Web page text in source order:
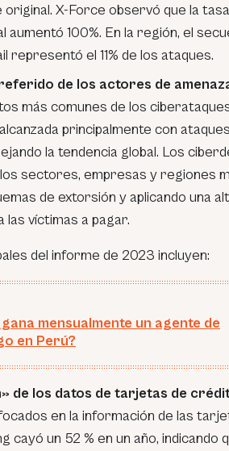
X-Force observó que la
aumentó 100%. En la región, el
representó el 11% de los ataques.
de los actores de
más comunes de los
principalmente con
la tendencia global. Los
sectores, empresas y regiones
de extorsión y aplicando una
víctimas a pagar.
del informe de 2023 incluyen:
mensualmente un agente de
en Perú?
de los datos de tarjetas de
en la información de las
cayó un 52 % en un año, indicando